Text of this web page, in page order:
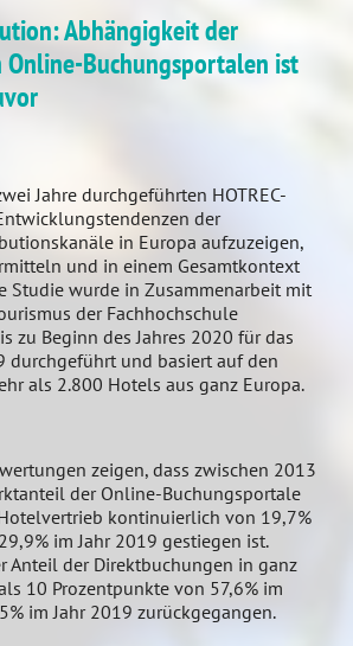
Abhängigkeit der
Buchungsportalen ist
Jahre durchgeführten HOTREC-
der
in Europa aufzuzeigen,
und in einem Gesamtkontext
Studie wurde in Zusammenarbeit mit
der Fachhochschule
zu Beginn des Jahres 2020 für das
durchgeführt und basiert auf den
als 2.800 Hotels aus ganz Europa.
zeigen, dass zwischen 2013
der Online-Buchungsportale
kontinuierlich von 19,7%
im Jahr 2019 gestiegen ist.
Anteil der Direktbuchungen in ganz
10 Prozentpunkte von 57,6% im
im Jahr 2019 zurückgegangen.